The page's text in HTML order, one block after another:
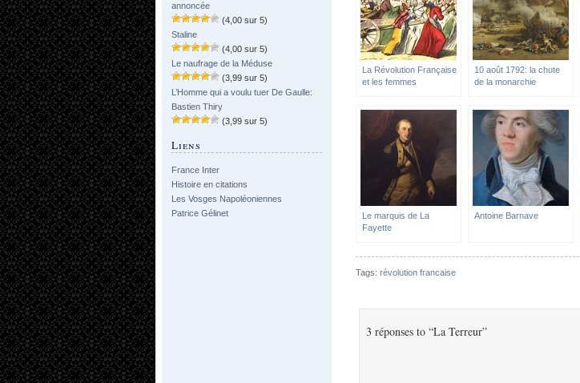
annoncée
(4,00 sur 5)
Staline
(4,00 sur 5)
Le naufrage de la Méduse
(3,99 sur 5)
L’Homme qui a voulu tuer De Gaulle:
Bastien Thiry
(3,99 sur 5)
Liens
France Inter
Histoire en citations
Les Vosges Napoléoniennes
Patrice Gélinet
La Révolution Française
et les femmes
10 août 1792: la chute
de la monarchie
Le marquis de La
Fayette
Antoine Barnave
Tags: révolution francaise
3 réponses to “La Terreur”